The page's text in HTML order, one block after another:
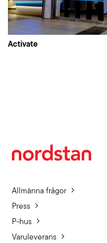
Activate
Allmänna frågor
Press
P-hus
Varuleverans